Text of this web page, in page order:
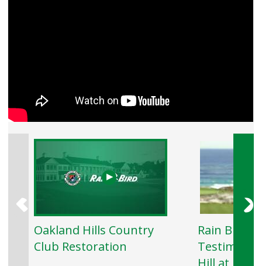
Previous
Oakland Hills Country
Club Restoration
Rain Bird